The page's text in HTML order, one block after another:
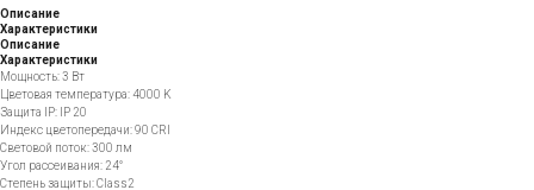
Описание
Характеристики
Описание
Характеристики
Мощность: 3 Вт
Цветовая температура: 4000 K
Защита IP: IP 20
Индекс цветопередачи: 90 CRI
Световой поток: 300 лм
Угол рассеивания: 24°
Степень защиты: Class2